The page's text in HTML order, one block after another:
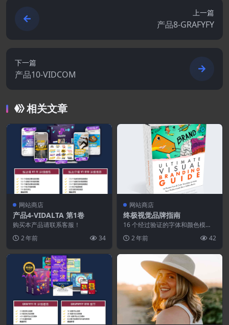
上一篇
产品8-GRAFYFY
下一篇
产品10-VIDCOM
相关文章
网站商店
产品4-VIDALTA 第1卷
购买本产品请联系客服！
2 年前
34
网站商店
终极视觉品牌指南
16 个经过验证的字体和颜色模
板，让您的产品看起来价值 100
万美元 （价值 ...
2 年前 42